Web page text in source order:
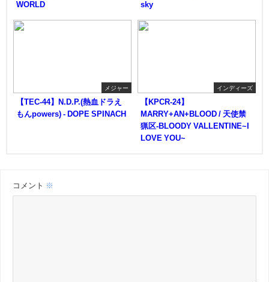
WORLD
sky
メジャー
【TEC-44】N.D.P.(熱血ドラえ
もんpowers) - DOPE SPINACH
インディーズ
【KPCR-24】
MARRY+AN+BLOOD / 天使禁
猟区-BLOODY VALLENTINE~I
LOVE YOU~
コメント ※